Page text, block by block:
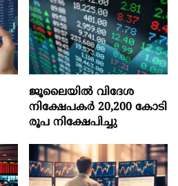
ജൂലൈയില്‍ വിദേശ
നിക്ഷേപകര്‍ 20,200 കോടി
രൂപ നിക്ഷേപിച്ചു